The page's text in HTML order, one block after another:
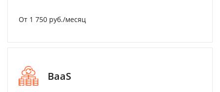
От 1 750 руб./месяц
BaaS